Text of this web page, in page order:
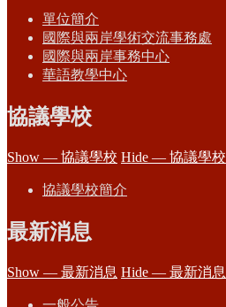
單位簡介
國際與兩岸學術交流事務處
國際與兩岸事務中心
華語教學中心
協議學校
Show — 協議學校 Hide — 協議學校
協議學校簡介
最新消息
Show — 最新消息 Hide — 最新消息